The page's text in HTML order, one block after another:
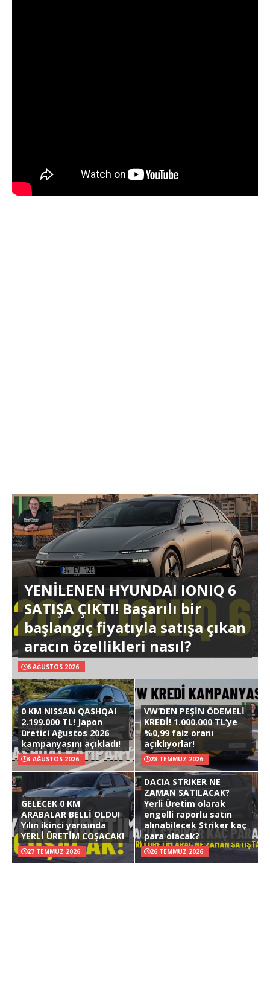
YENİLENEN HYUNDAI IONIQ 6
SATIŞA ÇIKTI! Başarılı bir
başlangıç fiyatıyla satışa çıkan
aracın özellikleri nasıl?
6 AĞUSTOS 2026
0 KM NISSAN QASHQAI
2.199.000 TL! Japon
üretici Ağustos 2026
kampanyasını açıkladı!
3 AĞUSTOS 2026
VW’DEN PEŞİN ÖDEMELİ
KREDİ! 1.000.000 TL’ye
%0,99 faiz oranı
açıklıyorlar!
28 TEMMUZ 2026
GELECEK 0 KM
ARABALAR BELLİ OLDU!
Yılın ikinci yarısında
YERLİ ÜRETİM COŞACAK!
27 TEMMUZ 2026
DACIA STRIKER NE
ZAMAN SATILACAK?
Yerli Üretim olarak
engelli raporlu satın
alınabilecek Striker kaç
para olacak?
26 TEMMUZ 2026